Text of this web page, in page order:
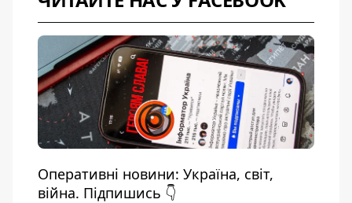
Оперативні новини: Україна, світ,
війна. Підпишись 👇